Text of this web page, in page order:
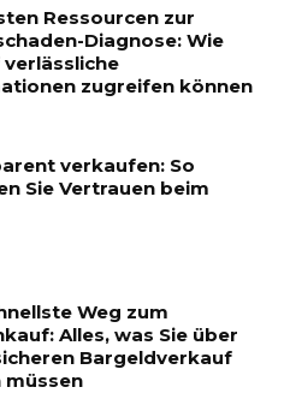
Ressourcen zur
Diagnose: Wie
verlässliche
zugreifen können
verkaufen: So
Sie Vertrauen beim
Weg zum
Alles, was Sie über
Bargeldverkauf
müssen